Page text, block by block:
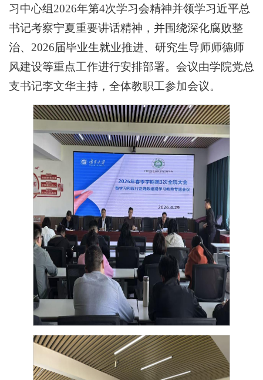
习中心组2026年第4次学习会精神并领学习近平总
书记考察宁夏重要讲话精神，并围绕深化腐败整
治、2026届毕业生就业推进、研究生导师师德师
风建设等重点工作进行安排部署。会议由学院党总
支书记李文华主持，全体教职工参加会议。